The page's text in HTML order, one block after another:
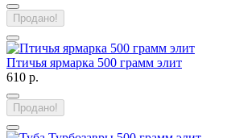
Продано!
Птичья ярмарка 500 грамм элит
610 р.
Продано!